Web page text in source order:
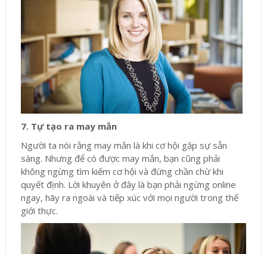
7. Tự tạo ra may mắn
Người ta nói rằng may mắn là khi cơ hội gặp sự sẵn
sàng. Nhưng để có được may mắn, bạn cũng phải
không ngừng tìm kiếm cơ hội và đừng chần chừ khi
quyết định. Lời khuyên ở đây là bạn phải ngừng online
ngay, hãy ra ngoài và tiếp xúc với mọi người trong thế
giới thực.